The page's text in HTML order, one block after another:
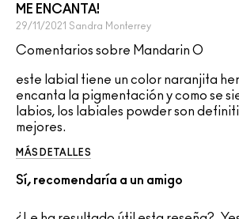
ME ENCANTA!
29/11/2021 Sandra Monterrey
Comentarios sobre Mandarin O
este labial tiene un color naranjita
encanta la pigmentación y como se
labios, los labiales powder son
mejores.
MÁS DETALLES
Sí, recomendaría a un amigo